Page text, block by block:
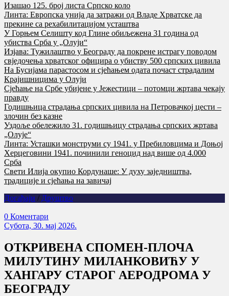
Изашао 125. број листа Српско коло
Линта: Европска унија да затражи од Владе Хрватске да
прекине са рехабилитацијом усташтва
У Горњем Селишту код Глине обиљежена 31 година од
убиства Срба у „Олуји“
Изјава: Тужилаштво у Београду да покрене истрагу поводом
свједочења хрватског официра о убиству 500 српских цивила
На Бусијама парастосом и сјећањем одата почаст страдалим
Крајишницима у Олуји
Сјећање на Србе убијене у Јежестици – потомци жртава чекају
правду
Годишњица страдања српских цивила на Петровачкој цести –
злочин без казне
Уздоље обележило 31. годишњицу страдања српских жртава
„Олује“
Линта: Усташки монструми су 1941. у Пребиловцима и Доњој
Херцеговини 1941. починили геноцид над више од 4.000
Срба
Свети Илија окупио Кордунаше: У духу заједништва,
традиције и сјећања на завичај
Догађаји / Друштво
0 Коментари
Субота, 30. мај 2026.
ОТКРИВЕНА СПОМЕН-ПЛОЧА
МИЛУТИНУ МИЛАНКОВИЋУ У
ХАНГАРУ СТАРОГ АЕРОДРОМА У
БЕОГРАДУ